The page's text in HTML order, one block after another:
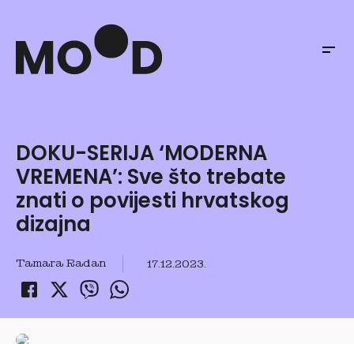
DOKU-SERIJA ‘MODERNA
VREMENA’: Sve što trebate
znati o povijesti hrvatskog
dizajna
Tamara Radan 17.12.2023.